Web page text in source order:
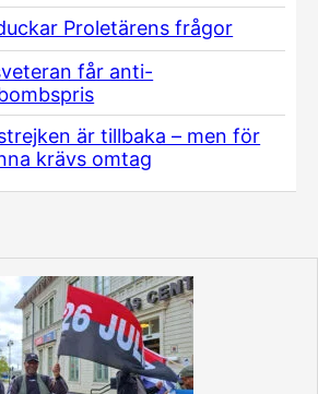
Proletärens frågor
får anti-
är tillbaka – men för
krävs omtag